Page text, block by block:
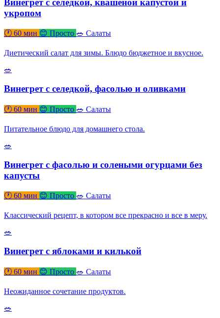
Винегрет с селедкой, квашеной капустой и
укропом
🕐 60 мин 😊 Просто 🥗 Салаты
Диетический салат для зимы. Блюдо бюджетное и вкусное.
🥗
Винегрет с селедкой, фасолью и оливками
🕐 60 мин 😊 Просто 🥗 Салаты
Питательное блюдо для домашнего стола.
🥗
Винегрет с фасолью и солеными огурцами без
капусты
🕐 60 мин 😊 Просто 🥗 Салаты
Классический рецепт, в котором все прекрасно и все в меру.
🥗
Винегрет с яблоками и килькой
🕐 60 мин 😊 Просто 🥗 Салаты
Неожиданное сочетание продуктов.
🥗